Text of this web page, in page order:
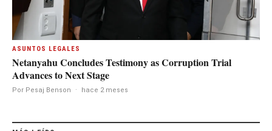
ASUNTOS LEGALES
Netanyahu Concludes Testimony as Corruption Trial
Advances to Next Stage
Por Pesaj Benson · hace 2 meses